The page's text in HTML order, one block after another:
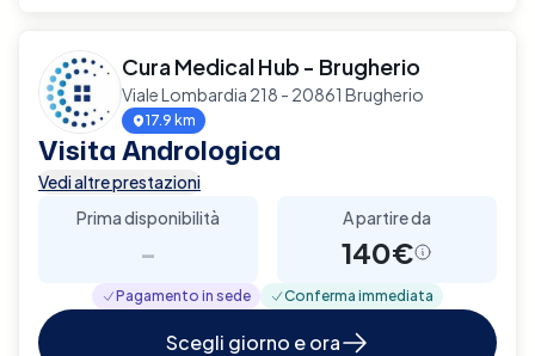
Cura Medical Hub - Brugherio
Viale Lombardia 218 - 20861 Brugherio
17.9 km
Visita Andrologica
Vedi altre prestazioni
Prima disponibilità
-
A partire da
140€
Pagamento in sede Conferma immediata
Scegli giorno e ora